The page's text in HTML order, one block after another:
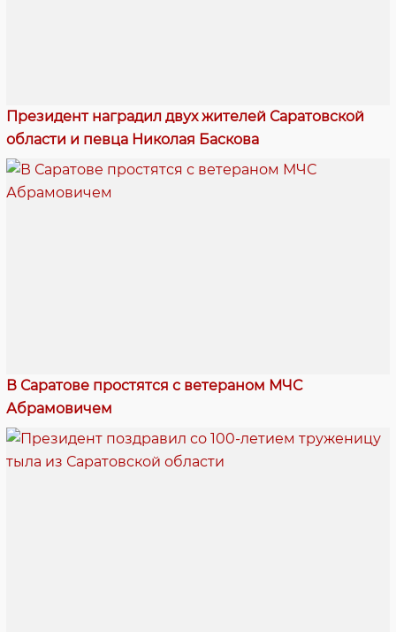
Президент наградил двух жителей Саратовской
области и певца Николая Баскова
В Саратове простятся с ветераном МЧС
Абрамовичем